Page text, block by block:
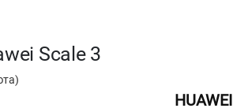
Scale 3
HUAWEI